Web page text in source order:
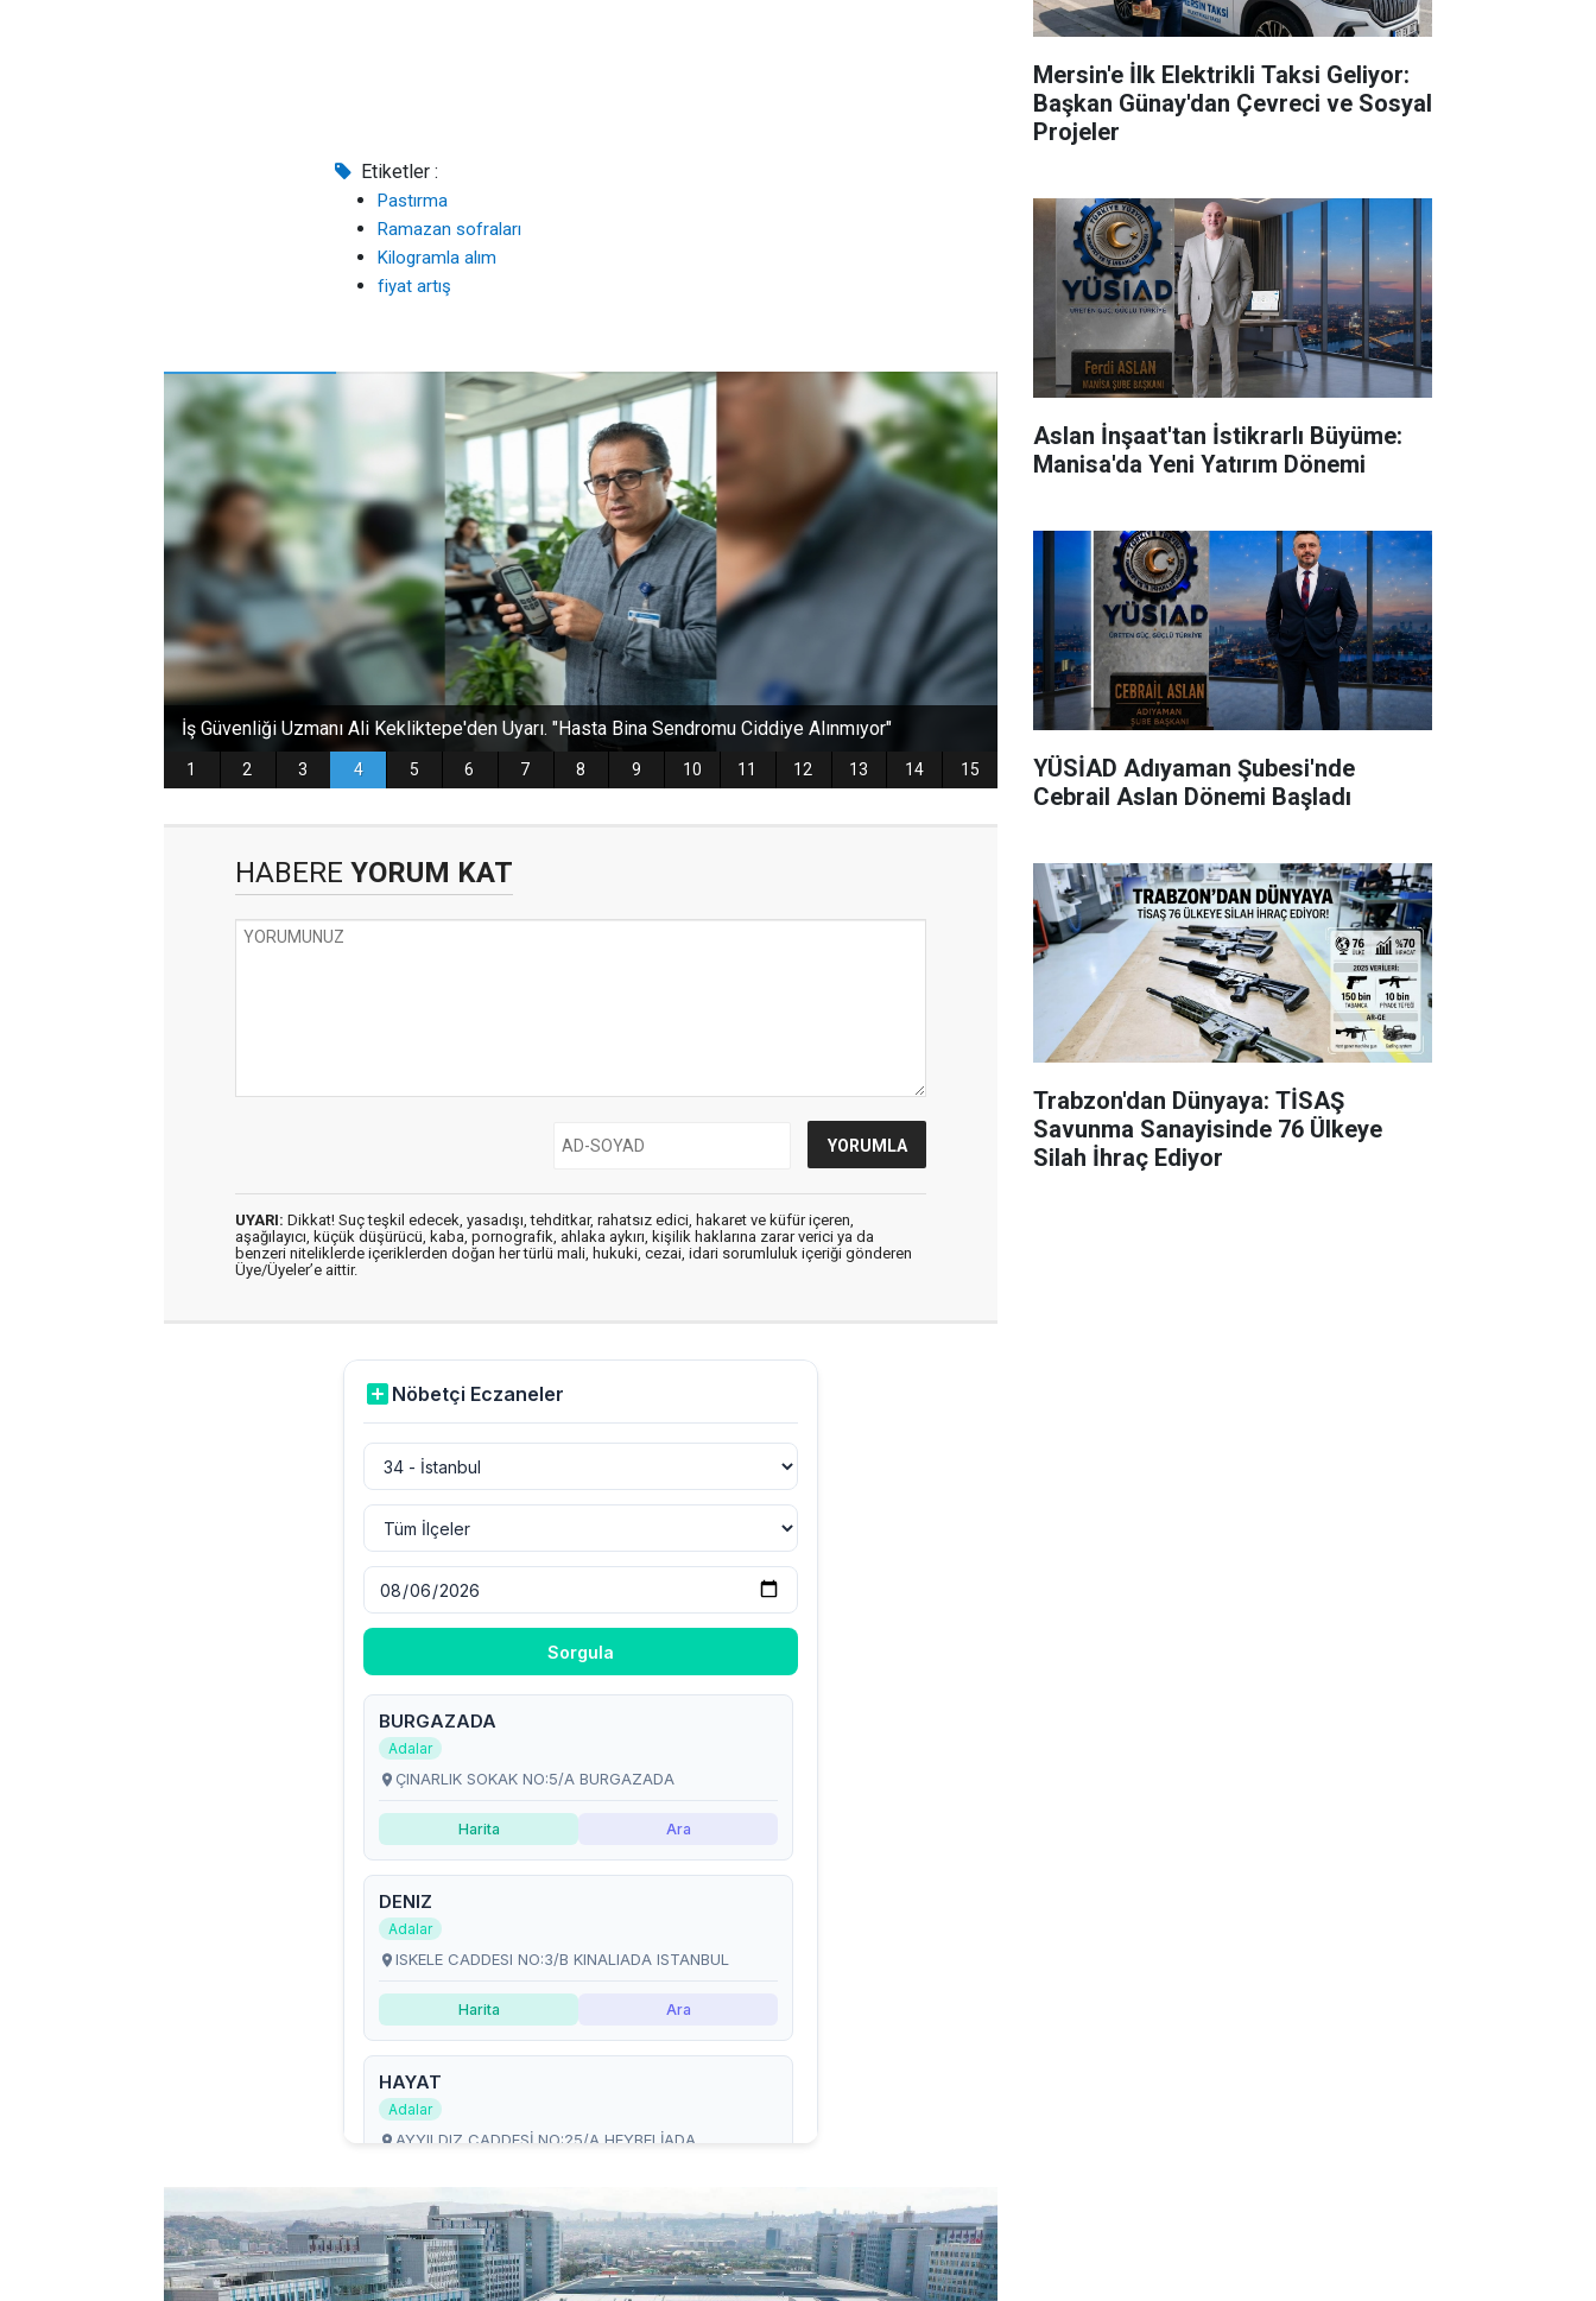
Etiketler :
Pastırma
Ramazan sofraları
Kilogramla alım
fiyat artış
HABERE YORUM KAT
UYARI: Dikkat! Suç teşkil edecek, yasadışı, tehditkar, rahatsız edici, hakaret ve küfür içeren,
aşağılayıcı, küçük düşürücü, kaba, pornografik, ahlaka aykırı, kişilik haklarına zarar verici ya da
benzeri niteliklerde içeriklerden doğan her türlü mali, hukuki, cezai, idari sorumluluk içeriği gönderen
Üye/Üyeler’e aittir.
Mersin'e İlk Elektrikli Taksi Geliyor:
Başkan Günay'dan Çevreci ve Sosyal
Projeler
Aslan İnşaat'tan İstikrarlı Büyüme:
Manisa'da Yeni Yatırım Dönemi
YÜSİAD Adıyaman Şubesi'nde
Cebrail Aslan Dönemi Başladı
Trabzon'dan Dünyaya: TİSAŞ
Savunma Sanayisinde 76 Ülkeye
Silah İhraç Ediyor